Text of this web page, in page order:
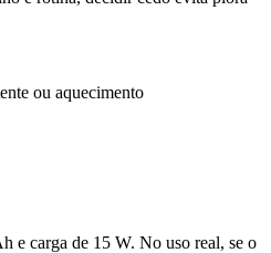
ou aquecimento
e carga de 15 W. No uso real, se o